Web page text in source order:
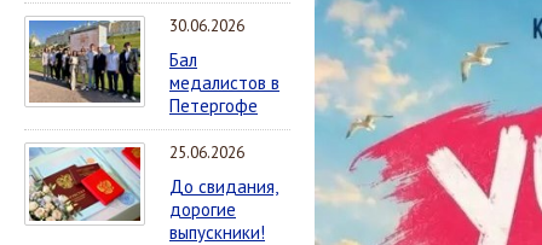
30.06.2026
Бал
медалистов в
Петергофе
25.06.2026
До свидания,
дорогие
выпускники!